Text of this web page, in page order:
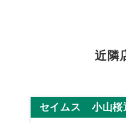
近隣
セイムス 小山桜